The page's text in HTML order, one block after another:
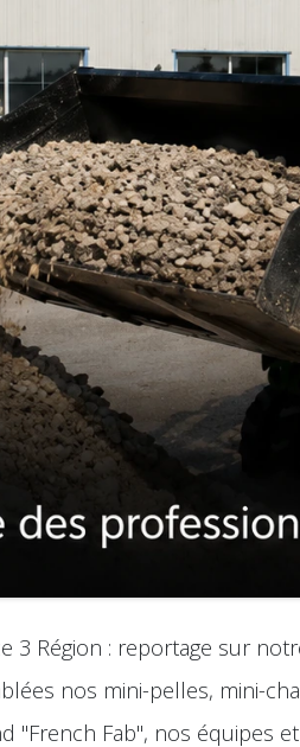
3 Région : reportage sur
nos mini-pelles, mini-
"French Fab", nos équipes